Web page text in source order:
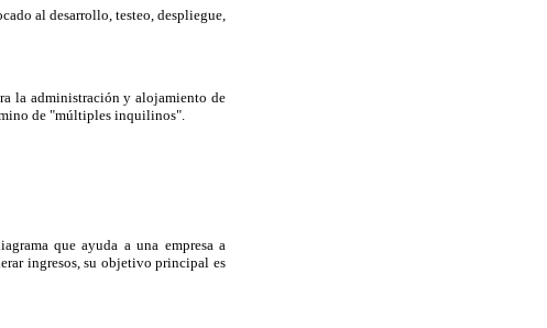
al desarrollo, testeo, despliegue,
la administración y alojamiento de
de "múltiples inquilinos".
que ayuda a una empresa a
ingresos, su objetivo principal es